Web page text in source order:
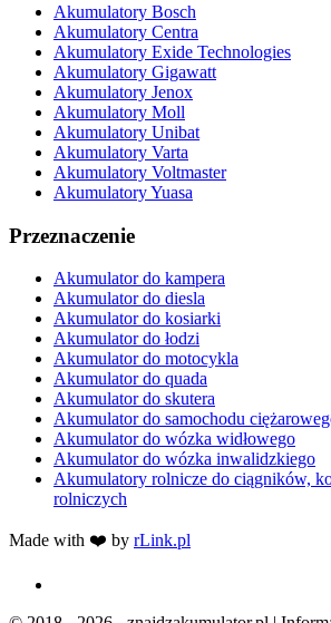
Akumulatory Bosch
Akumulatory Centra
Akumulatory Exide Technologies
Akumulatory Gigawatt
Akumulatory Jenox
Akumulatory Moll
Akumulatory Unibat
Akumulatory Varta
Akumulatory Voltmaster
Akumulatory Yuasa
Przeznaczenie
Akumulator do kampera
Akumulator do diesla
Akumulator do kosiarki
Akumulator do łodzi
Akumulator do motocykla
Akumulator do quada
Akumulator do skutera
Akumulator do samochodu
Akumulator do wózka widłowego
Akumulator do wózka inwalidzkiego
Akumulatory rolnicze do ciągników,
rolniczych
Made with ❤️ by rLink.pl